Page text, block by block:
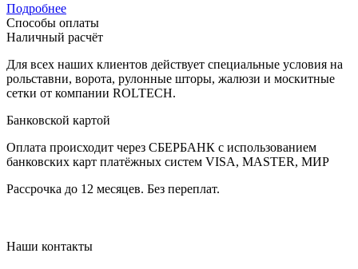
Подробнее
Способы оплаты
Наличный расчёт
Для всех наших клиентов действует специальные условия на
рольставни, ворота, рулонные шторы, жалюзи и москитные
сетки от компании ROLTECH.
Банковской картой
Оплата происходит через СБЕРБАНК с использованием
банковских карт платёжных систем VISA, MASTER, МИР
Рассрочка до 12 месяцев. Без переплат.
Наши контакты